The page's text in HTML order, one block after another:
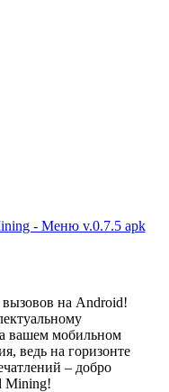
- Меню v.0.7.5 apk
на Android!
вашем мобильном
ведь на горизонте
– добро
Mining!